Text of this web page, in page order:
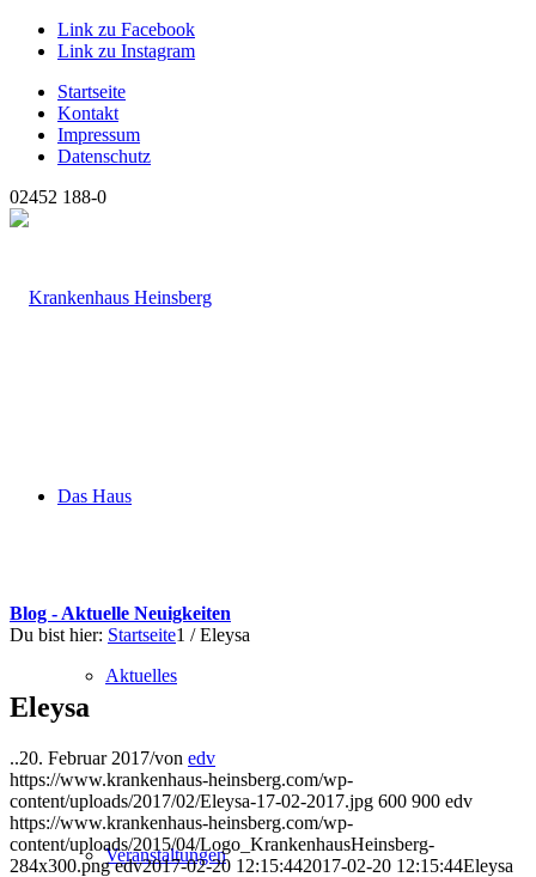
Link zu Facebook
Link zu Instagram
Startseite
Kontakt
Impressum
Datenschutz
02452 188-0
Das Haus
Aktuelles
Veranstaltungen
Blog - Aktuelle Neuigkeiten
Du bist hier: Startseite1 / Eleysa
Eleysa
..20. Februar 2017/von edv
https://www.krankenhaus-heinsberg.com/wp-
content/uploads/2017/02/Eleysa-17-02-2017.jpg 600 900 edv
https://www.krankenhaus-heinsberg.com/wp-
content/uploads/2015/04/Logo_KrankenhausHeinsberg-
284x300.png edv2017-02-20 12:15:442017-02-20 12:15:44Eleysa